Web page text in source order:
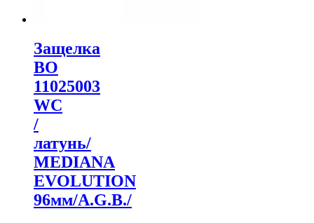
Защелка
ВО
11025003
WC
/
латунь/
MEDIANA
EVOLUTION
96мм/A.G.B./